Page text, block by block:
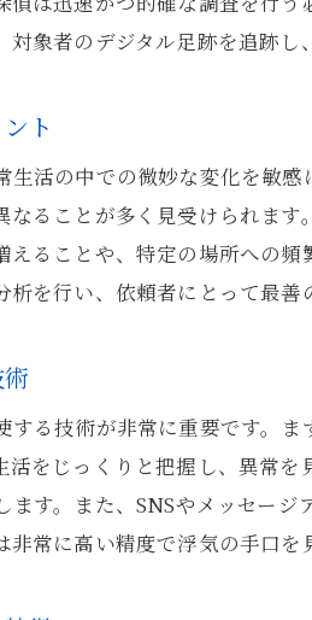
東京都で探偵が
象者のデジタル足跡を追跡し
ト
活の中での微妙な変化を敏
ることが多く見受けられま
えることや、特定の場所への
を行い、依頼者にとって最善
る技術が非常に重要です。
をじっくりと把握し、異常
す。また、SNSやメッセー
常に高い精度で浮気の手口を